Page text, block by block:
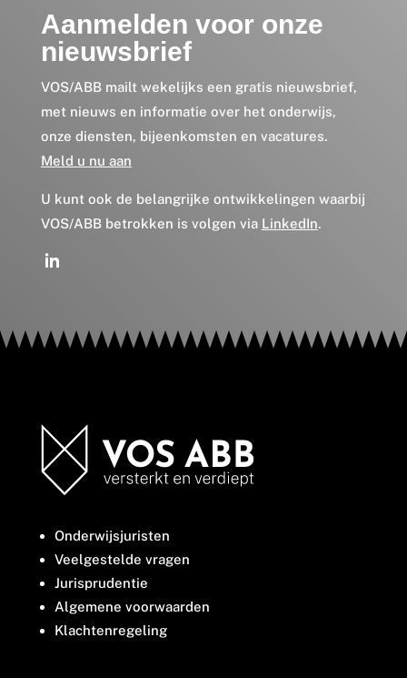
Aanmelden voor onze
nieuwsbrief
VOS/ABB mailt wekelijks een gratis nieuwsbrief,
met nieuws en informatie over het onderwijs,
onze diensten, bijeenkomsten en vacatures.
Meld u nu aan
U kunt ook de belangrijke ontwikkelingen waarbij
VOS/ABB betrokken is volgen via LinkedIn.
Onderwijsjuristen
Veelgestelde vragen
Jurisprudentie
Algemene voorwaarden
Klachtenregeling